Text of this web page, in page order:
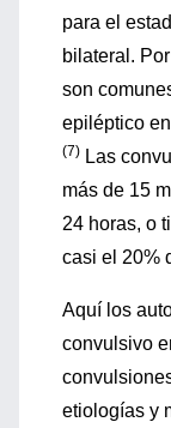
para el
bilateral.
son
epiléptico
(7) Las
más de 15
24 horas, o
casi el 20%
Aquí los
convulsivo
etiologías y